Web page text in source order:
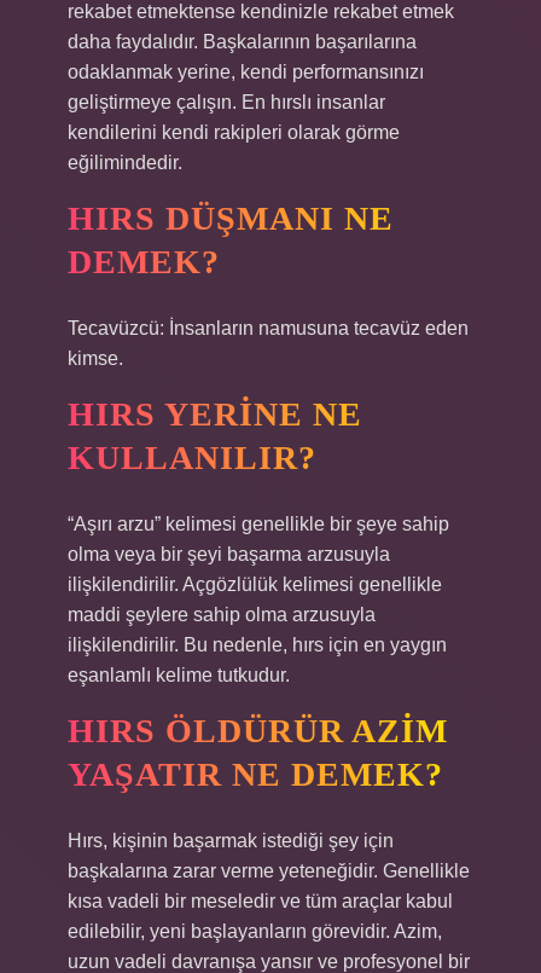
rekabet etmektense kendinizle rekabet etmek
daha faydalıdır. Başkalarının başarılarına
odaklanmak yerine, kendi performansınızı
geliştirmeye çalışın. En hırslı insanlar
kendilerini kendi rakipleri olarak görme
eğilimindedir.
HIRS DÜŞMANI NE
DEMEK?
Tecavüzcü: İnsanların namusuna tecavüz eden
kimse.
HIRS YERINE NE
KULLANILIR?
“Aşırı arzu” kelimesi genellikle bir şeye sahip
olma veya bir şeyi başarma arzusuyla
ilişkilendirilir. Açgözlülük kelimesi genellikle
maddi şeylere sahip olma arzusuyla
ilişkilendirilir. Bu nedenle, hırs için en yaygın
eşanlamlı kelime tutkudur.
HIRS ÖLDÜRÜR AZIM
YAŞATIR NE DEMEK?
Hırs, kişinin başarmak istediği şey için
başkalarına zarar verme yeteneğidir. Genellikle
kısa vadeli bir meseledir ve tüm araçlar kabul
edilebilir, yeni başlayanların görevidir. Azim,
uzun vadeli davranışa yansır ve profesyonel bir